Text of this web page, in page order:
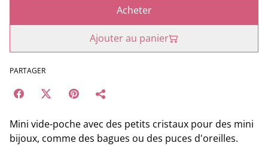
Acheter
Ajouter au panier
PARTAGER
Mini vide-poche avec des petits cristaux pour des mini
bijoux, comme des bagues ou des puces d'oreilles.